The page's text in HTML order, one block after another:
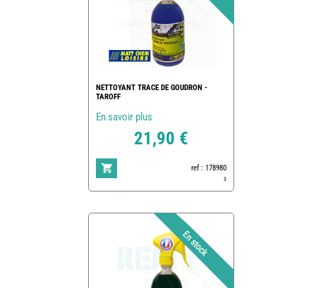
NETTOYANT TRACE DE GOUDRON -
TAROFF
En savoir plus
21,90 €
ref : 178980
3